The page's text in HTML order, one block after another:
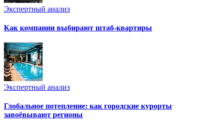
Экспертный анализ
Как компании выбирают штаб-квартиры
Экспертный анализ
Глобальное потепление: как городские курорты
завоёвывают регионы